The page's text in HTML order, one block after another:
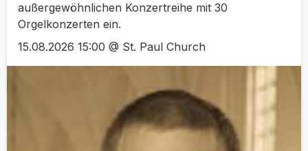
außergewöhnlichen Konzertreihe mit 30
Orgelkonzerten ein.
15.08.2026 15:00 @ St. Paul Church